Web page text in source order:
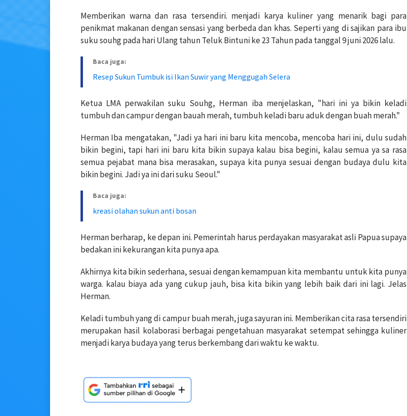
Memberikan warna dan rasa tersendiri. menjadi karya kuliner yang menarik bagi para
penikmat makanan dengan sensasi yang berbeda dan khas. Seperti yang di sajikan para ibu
suku souhg pada hari Ulang tahun Teluk Bintuni ke 23 Tahun pada tanggal 9 juni 2026 lalu.
Baca juga:
Resep Sukun Tumbuk isi Ikan Suwir yang Menggugah Selera
Ketua LMA perwakilan suku Souhg, Herman iba menjelaskan, "hari ini ya bikin keladi
tumbuh dan campur dengan bauah merah, tumbuh keladi baru aduk dengan buah merah."
Herman Iba mengatakan, "Jadi ya hari ini baru kita mencoba, mencoba hari ini, dulu sudah
bikin begini, tapi hari ini baru kita bikin supaya kalau bisa begini, kalau semua ya sa rasa
semua pejabat mana bisa merasakan, supaya kita punya sesuai dengan budaya dulu kita
bikin begini. Jadi ya ini dari suku Seoul."
Baca juga:
kreasi olahan sukun anti bosan
Herman berharap, ke depan ini. Pemerintah harus perdayakan masyarakat asli Papua supaya
bedakan ini kekurangan kita punya apa.
Akhirnya kita bikin sederhana, sesuai dengan kemampuan kita membantu untuk kita punya
warga. kalau biaya ada yang cukup jauh, bisa kita bikin yang lebih baik dari ini lagi. Jelas
Herman.
Keladi tumbuh yang di campur buah merah, juga sayuran ini. Memberikan cita rasa tersendiri
merupakan hasil kolaborasi berbagai pengetahuan masyarakat setempat sehingga kuliner
menjadi karya budaya yang terus berkembang dari waktu ke waktu.